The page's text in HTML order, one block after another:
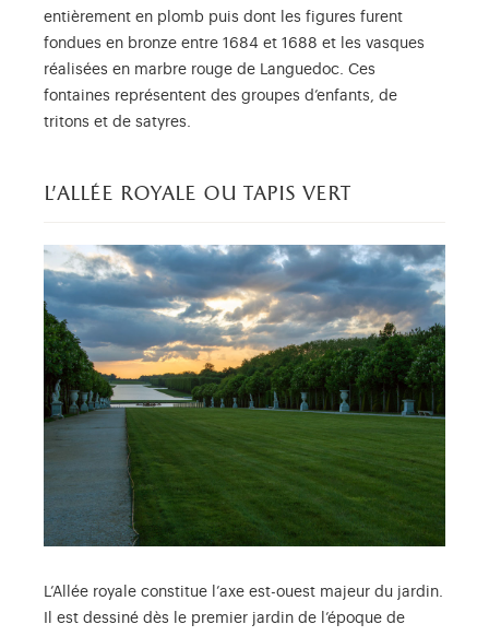
entièrement en plomb puis dont les figures furent
fondues en bronze entre 1684 et 1688 et les vasques
réalisées en marbre rouge de Languedoc. Ces
fontaines représentent des groupes d’enfants, de
tritons et de satyres.
l’allée royale ou tapis vert
L’Allée royale constitue l’axe est-ouest majeur du jardin.
Il est dessiné dès le premier jardin de l’époque de